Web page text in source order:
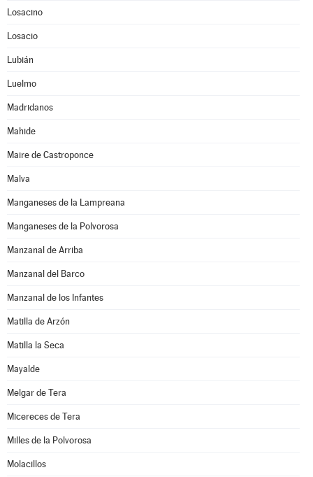
Losacino
Losacio
Lubián
Luelmo
Madridanos
Mahide
Maire de Castroponce
Malva
Manganeses de la Lampreana
Manganeses de la Polvorosa
Manzanal de Arriba
Manzanal del Barco
Manzanal de los Infantes
Matilla de Arzón
Matilla la Seca
Mayalde
Melgar de Tera
Micereces de Tera
Milles de la Polvorosa
Molacillos